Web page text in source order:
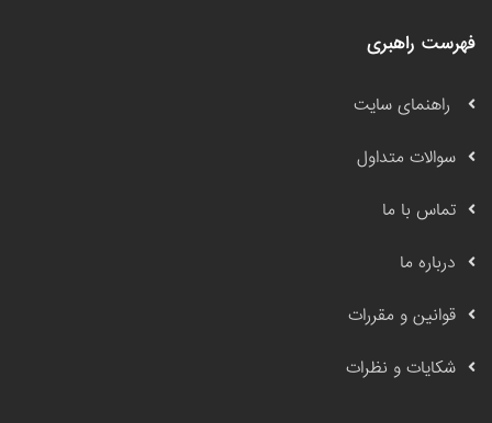
فهرست راهبری
راهنمای سایت
سوالات متداول
تماس با ما
درباره ما
قوانین و مقررات
شکایات و نظرات